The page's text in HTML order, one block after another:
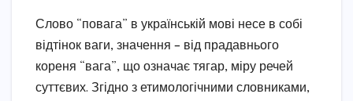
Слово “повага” в українській мові несе в собі
відтінок ваги, значення – від прадавнього
кореня “вага”, що означає тягар, міру речей
суттєвих. Згідно з етимологічними словниками,